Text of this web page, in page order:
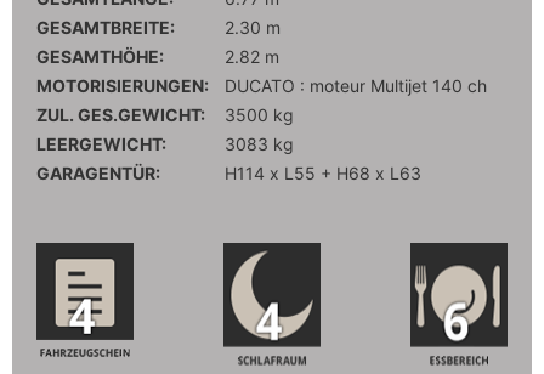
GESAMTBREITE:
2.30 m
GESAMTHÖHE:
2.82 m
MOTORISIERUNGEN:
DUCATO : moteur Multijet 140 ch
ZUL. GES.GEWICHT:
3500 kg
LEERGEWICHT:
3083 kg
GARAGENTÜR:
H114 x L55 + H68 x L63